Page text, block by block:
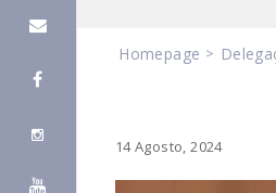
Homepage >
14 Agosto, 2024